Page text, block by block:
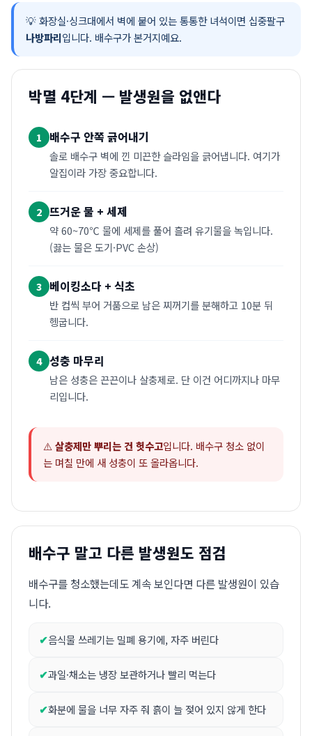
💡 화장실·싱크대에서 벽에 붙어 있는 통통한 녀석이면 십중팔구
나방파리입니다. 배수구가 본거지예요.
박멸 4단계 — 발생원을 없앤다
1 배수구 안쪽 긁어내기
솔로 배수구 벽에 낀 미끈한 슬라임을 긁어냅니다. 여기가
알집이라 가장 중요합니다.
2 뜨거운 물 + 세제
약 60~70℃ 물에 세제를 풀어 흘려 유기물을 녹입니다.
(끓는 물은 도기·PVC 손상)
3 베이킹소다 + 식초
반 컵씩 부어 거품으로 남은 찌꺼기를 분해하고 10분 뒤
헹굽니다.
4 성충 마무리
남은 성충은 끈끈이나 살충제로. 단 이건 어디까지나 마무
리입니다.
⚠️살충제만 뿌리는 건 헛수고입니다. 배수구 청소 없이
는 며칠 만에 새 성충이 또 올라옵니다.
배수구 말고 다른 발생원도 점검
배수구를 청소했는데도 계속 보인다면 다른 발생원이 있습
니다.
음식물 쓰레기는 밀폐 용기에, 자주 버린다
과일·채소는 냉장 보관하거나 빨리 먹는다
화분에 물을 너무 자주 줘 흙이 늘 젖어 있지 않게 한다